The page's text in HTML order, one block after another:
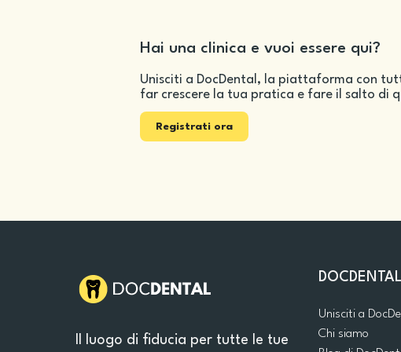
Hai una clinica e vuoi essere qui?
Unisciti a DocDental, la piattaforma con
far crescere la tua pratica e fare il salto di
Registrati ora
Il luogo di fiducia per tutte le tue
DOCDENTAL
Unisciti a
Chi siamo